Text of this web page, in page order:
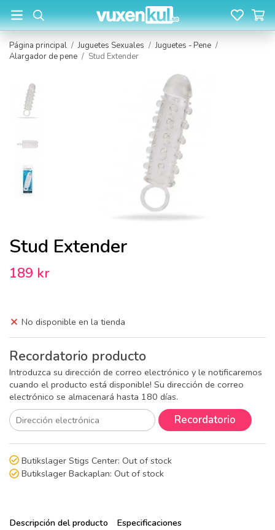
Página principal / Juguetes Sexuales / Juguetes - Pene /
Alargador de pene / Stud Extender
Stud Extender
189 kr
No disponible en la tienda
Recordatorio producto
Introduzca su dirección de correo electrónico y le notificaremos
cuando el producto está disponible! Su dirección de correo
electrónico se almacenará hasta 180 días.
Recordatorio
Butikslager Stigs Center: Out of stock
Butikslager Backaplan: Out of stock
Descripción del producto Especificaciones